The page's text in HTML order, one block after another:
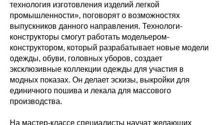
технология изготовления изделий легкой
промышленности», поговорят о возможностях
выпускников данного направления. Технологи-
конструкторы смогут работать модельером-
конструктором, который разрабатывает новые модели
одежды, обуви, головных уборов, создает
эксклюзивные коллекции одежды для участия в
модных показах. Он делает эскизы, выкройки для
единичного пошива и лекала для массового
производства.
На мастер-классе специалисты научат желающих